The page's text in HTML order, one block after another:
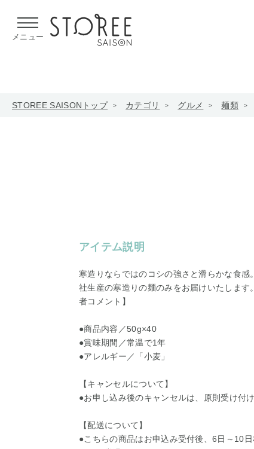
メニュー
STOREE SAISONトップ カテゴリ グルメ 麺類
アイテム説明
寒造りならではのコシの強さと滑らかな食
社生産の寒造りの麺のみをお届けいたしま
者コメント】
●商品内容／50g×40
●賞味期間／常温で1年
●アレルギー／「小麦」
【キャンセルについて】
●お申し込み後のキャンセルは、原則受け付
【配送について】
●こちらの商品はお申込み受付後、6日～10日